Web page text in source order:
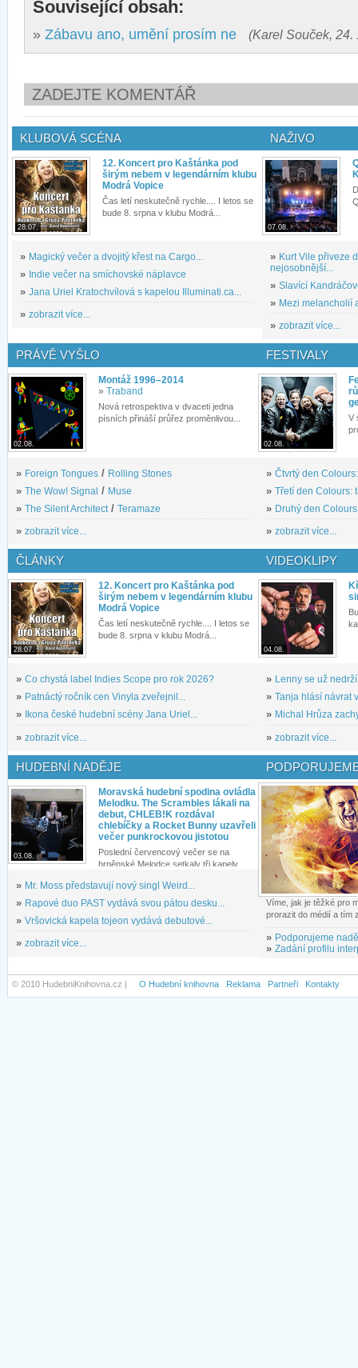
Související obsah:
» Zábavu ano, umění prosím ne (Karel Souček, 24.
ZADEJTE KOMENTÁŘ
KLUBOVÁ SCÉNA
28.07.
12. Koncert pro Kaštánka pod
širým nebem v legendárním klubu
Modrá Vopice
Čas letí neskutečně rychle.... I letos se
bude 8. srpna v klubu Modrá...
» Magický večer a dvojitý křest na Cargo...
» Indie večer na smíchovské náplavce
» Jana Uriel Kratochvílová s kapelou Illuminati.ca...
» zobrazit více...
NAŽIVO
07.08.
» Kurt Vile přiveze
nejosobnější...
» Slavící
» Mezi melancholií
» zobrazit více...
PRÁVĚ VYŠLO
02.08.
Montáž 1996–2014
» Traband
Nová retrospektiva v dvaceti jedna
písních přináší průřez proměnlivou...
» Foreign Tongues / Rolling Stones
» The Wow! Signal / Muse
» The Silent Architect/ Teramaze
» zobrazit více...
FESTIVALY
02.08.
V
» Čtvrtý den
» Třetí den Colours:
» Druhý den
» zobrazit více...
ČLÁNKY
28.07.
12. Koncert pro Kaštánka pod
širým nebem v legendárním klubu
Modrá Vopice
Čas letí neskutečně rychle.... I letos se
bude 8. srpna v klubu Modrá...
» Co chystá label Indies Scope pro rok 2026?
» Patnáctý ročník cen Vinyla zveřejnil...
»
Ikona české hudební scény Jana Uriel...
» zobrazit více...
VIDEOKLIPY
04.08.
» Lenny se už
» Tanja hlásí návrat
» Michal Hrůza
» zobrazit více...
HUDEBNÍ NADĚJE
03.08.
Moravská hudební spodina ovládla
Melodku. The Scrambles lákali na
debut, CHLEB!K rozdával
chlebíčky a Rocket Bunny uzavřeli
večer punkrockovou jistotou
Poslední červencový večer se na
brněnské Melodce setkaly tři kapely...
» Mr. Moss představují nový singl Weird...
» Rapové duo PAST vydává svou pátou desku...
» Vršovická kapela tojeon vydává debutové...
» zobrazit více...
Víme, jak je těžké pro
prorazit do médií a tím
» Podporujeme
» Zadání profilu
© 2010 HudebniKnihovna.cz | O Hudební knihovna Reklama Partneři Kontakty